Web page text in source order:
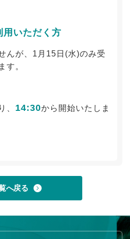
用いただく方
んが、1月15日(水)のみ受
す。
、 14:30から開始いたしま
へ戻る